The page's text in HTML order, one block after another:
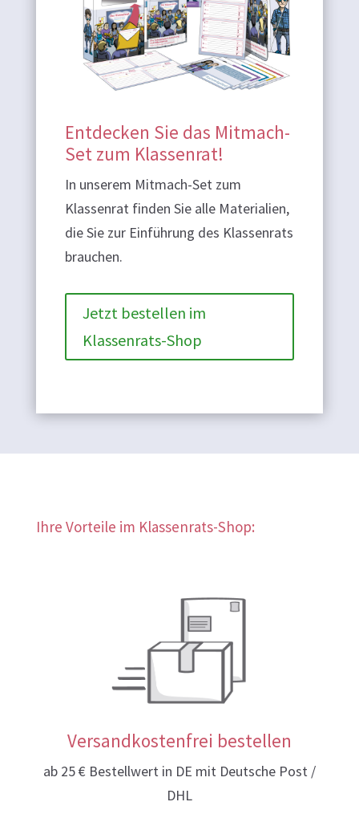
Entdecken Sie das Mitmach-
Set zum Klassenrat!
In unserem Mitmach-Set zum
Klassenrat finden Sie alle Materialien,
die Sie zur Einführung des Klassenrats
brauchen.
Jetzt bestellen im
Klassenrats-Shop
Ihre Vorteile im Klassenrats-Shop:
Versandkostenfrei bestellen
ab 25 € Bestellwert in DE mit Deutsche Post /
DHL